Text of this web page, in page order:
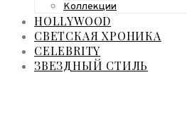
Коллекции
HOLLYWOOD
СВЕТСКАЯ ХРОНИКА
CELEBRITY
ЗВЕЗДНЫЙ СТИЛЬ